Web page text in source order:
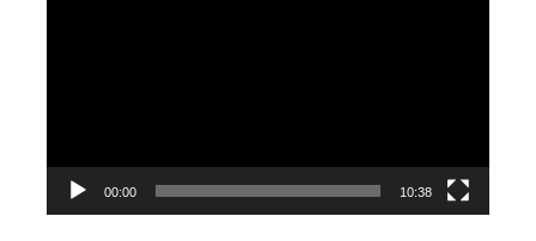
00:00 10:38